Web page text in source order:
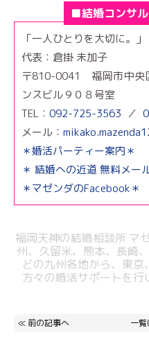
■結婚コンサ
「一人ひとりを大切に。」
代表：倉掛 未加子
〒810-0041 福岡市中
ンスビル９０８号室
TEL： 092-725-3563 ／
メール：
＊婚活パーティー案内＊
＊ 結婚への近道 無料メー
＊マゼンダのFacebook＊
福岡天神の結婚相談所 マ
州、久留米、熊本、 長崎
どの九州各地から、東
方々の婚活サポートを行
≪ 前の記事へ 一